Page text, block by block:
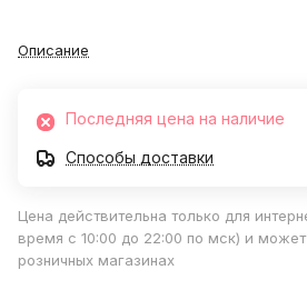
Описание
Последняя цена на наличие
Способы доставки
Цена действительна только для
время с 10:00 до 22:00 по мск) и может
розничных магазинах